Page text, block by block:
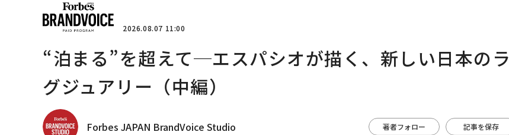
2026.08.07 11:00
“泊まる”を超えて─エスパシオが描く、新しい日本のラ
グジュアリー（中編）
Forbes JAPAN BrandVoice Studio 著者フォロー 記事を保存